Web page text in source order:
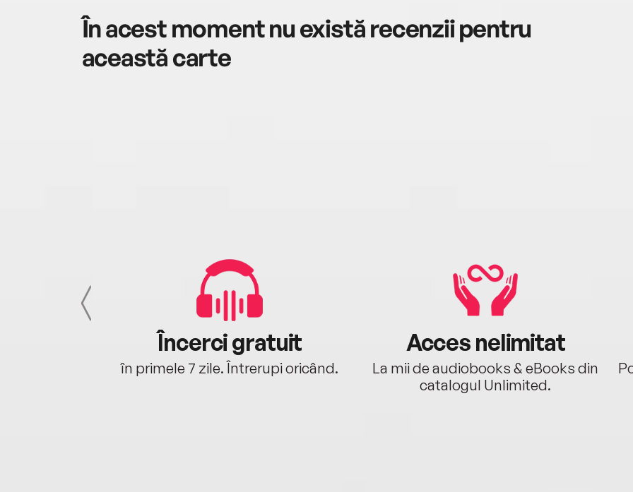
În acest moment nu există recenzii pentru
această carte
Încerci gratuit
în primele 7 zile. Întrerupi oricând.
Acces nelimitat
La mii de audiobooks & eBooks din
catalogul Unlimited.